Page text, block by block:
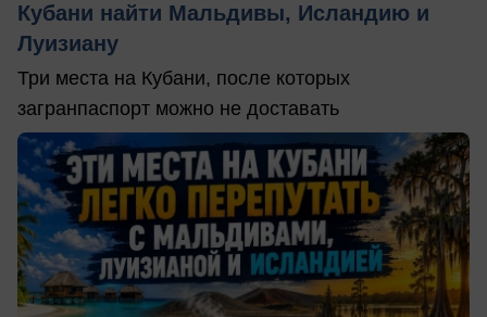
Кубани найти Мальдивы, Исландию и
Луизиану
Три места на Кубани, после которых
загранпаспорт можно не доставать